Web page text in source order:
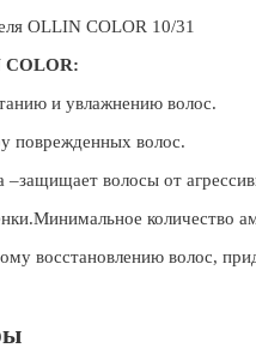
OLLIN COLOR 10/31
COLOR:
и увлажнению волос.
поврежденных волос.
–защищает волосы от
количество
восстановлению волос,